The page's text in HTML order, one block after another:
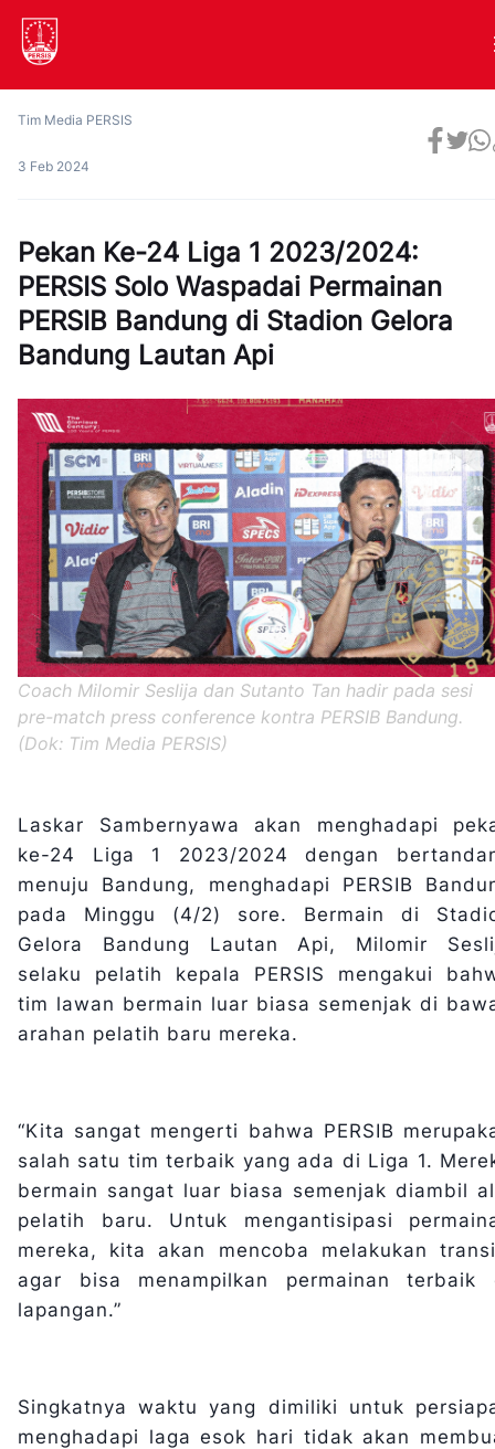
Tim Media PERSIS
3 Feb 2024
Pekan Ke-24 Liga 1 2023/2024:
PERSIS Solo Waspadai Permainan
PERSIB Bandung di Stadion Gelora
Bandung Lautan Api
Coach Milomir Seslija dan Sutanto Tan hadir pada sesi
pre-match press conference kontra PERSIB Bandung.
(Dok: Tim Media PERSIS)
Laskar Sambernyawa akan menghadapi
ke-24 Liga 1 2023/2024 dengan
menuju Bandung, menghadapi PERSIB
pada Minggu (4/2) sore. Bermain di
Gelora Bandung Lautan Api, Milomir
selaku pelatih kepala PERSIS mengakui
tim lawan bermain luar biasa semenjak di
arahan pelatih baru mereka.
“Kita sangat mengerti bahwa PERSIB
salah satu tim terbaik yang ada di Liga 1.
bermain sangat luar biasa semenjak diambil
pelatih baru. Untuk mengantisipasi
mereka, kita akan mencoba melakukan
agar bisa menampilkan permainan terbaik
lapangan.”
Singkatnya waktu yang dimiliki untuk
menghadapi laga esok hari tidak akan